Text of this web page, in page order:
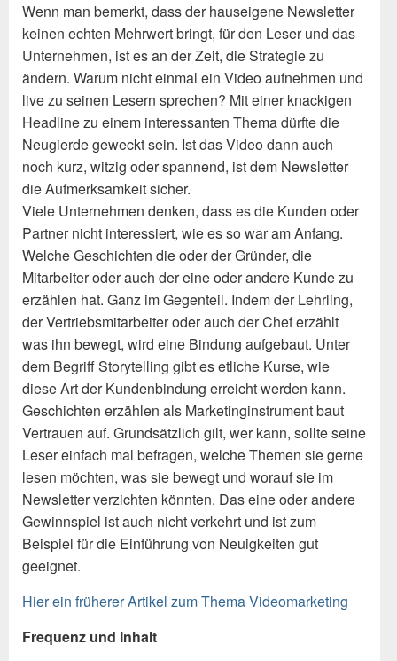
Wenn man bemerkt, dass der hauseigene Newsletter
keinen echten Mehrwert bringt, für den Leser und das
Unternehmen, ist es an der Zeit, die Strategie zu
ändern. Warum nicht einmal ein Video aufnehmen und
live zu seinen Lesern sprechen? Mit einer knackigen
Headline zu einem interessanten Thema dürfte die
Neugierde geweckt sein. Ist das Video dann auch
noch kurz, witzig oder spannend, ist dem Newsletter
die Aufmerksamkeit sicher.
Viele Unternehmen denken, dass es die Kunden oder
Partner nicht interessiert, wie es so war am Anfang.
Welche Geschichten die oder der Gründer, die
Mitarbeiter oder auch der eine oder andere Kunde zu
erzählen hat. Ganz im Gegenteil. Indem der Lehrling,
der Vertriebsmitarbeiter oder auch der Chef erzählt
was ihn bewegt, wird eine Bindung aufgebaut. Unter
dem Begriff Storytelling gibt es etliche Kurse, wie
diese Art der Kundenbindung erreicht werden kann.
Geschichten erzählen als Marketinginstrument baut
Vertrauen auf. Grundsätzlich gilt, wer kann, sollte seine
Leser einfach mal befragen, welche Themen sie gerne
lesen möchten, was sie bewegt und worauf sie im
Newsletter verzichten könnten. Das eine oder andere
Gewinnspiel ist auch nicht verkehrt und ist zum
Beispiel für die Einführung von Neuigkeiten gut
geeignet.
Hier ein früherer Artikel zum Thema Videomarketing
Frequenz und Inhalt